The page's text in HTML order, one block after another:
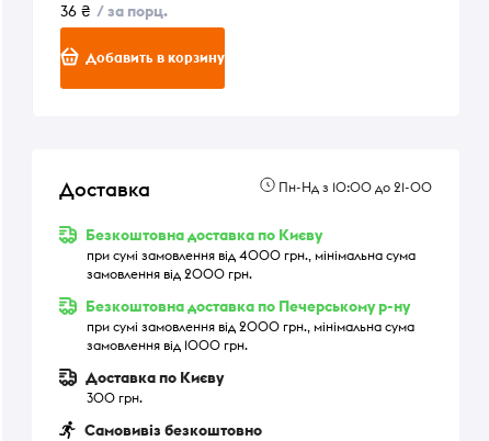
36 ₴ / за порц.
Добавить в корзину
Доставка Пн-Нд з 10:00 до 21-00
Безкоштовна доставка по Києву
при сумі замовлення від 4000 грн., мінімальна сума
замовлення від 2000 грн.
Безкоштовна доставка по Печерському р-ну
при сумі замовлення від 2000 грн., мінімальна сума
замовлення від 1000 грн.
Доставка по Києву
300 грн.
Самовивіз безкоштовно